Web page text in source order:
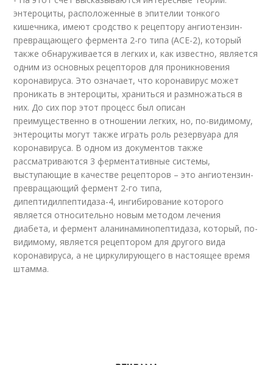
энтероциты, расположенные в эпителии тонкого
кишечника, имеют сродство к рецептору ангиотензин-
превращающего фермента 2-го типа (ACE-2), который
также обнаруживается в легких и, как известно, является
одним из основных рецепторов для проникновения
коронавируса. Это означает, что коронавирус может
проникать в энтероциты, храниться и размножаться в
них. До сих пор этот процесс был описан
преимущественно в отношении легких, но, по-видимому,
энтероциты могут также играть роль резервуара для
коронавируса. В одном из документов также
рассматриваются 3 ферментативные системы,
выступающие в качестве рецепторов – это ангиотензин-
превращающий фермент 2-го типа,
дипептидилпептидаза-4, ингибирование которого
является относительно новым методом лечения
диабета, и фермент аланинаминопептидаза, который, по-
видимому, является рецептором для другого вида
коронавируса, а не циркулирующего в настоящее время
штамма.